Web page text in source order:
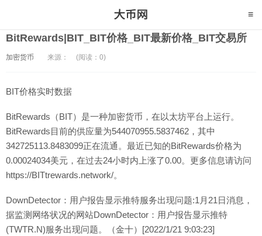
BitRewards|BIT_BIT价格_BIT最新价格_BIT交易所
加密货币 来源： (阅读：0)
BIT价格实时数据
BitRewards（BIT）是一种加密货币，在以太坊平台上运行。
BitRewards目前的供应量为544070955.5837462，其中
342725113.8483099正在流通。最近已知的BitRewards价格为
0.00024034美元，在过去24小时内上涨了0.00。更多信息请访问
https://BITtrewards.network/。
DownDetector：用户报告显示推特服务出现问题:1月21日消息，
据监测网络状况的网站DownDetector：用户报告显示推特
(TWTR.N)服务出现问题。（金十）[2022/1/21 9:03:23]